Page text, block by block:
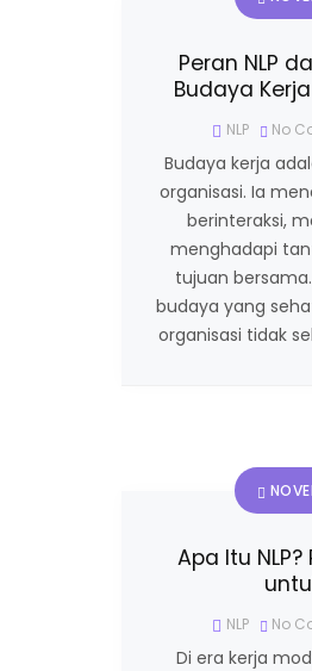
Peran NLP
Budaya
NLP No
Budaya kerja
organisasi. Ia
berinteraksi,
menghadapi
tujuan
budaya yang
organisasi tidak
Apa Itu
NLP No
Di era kerja